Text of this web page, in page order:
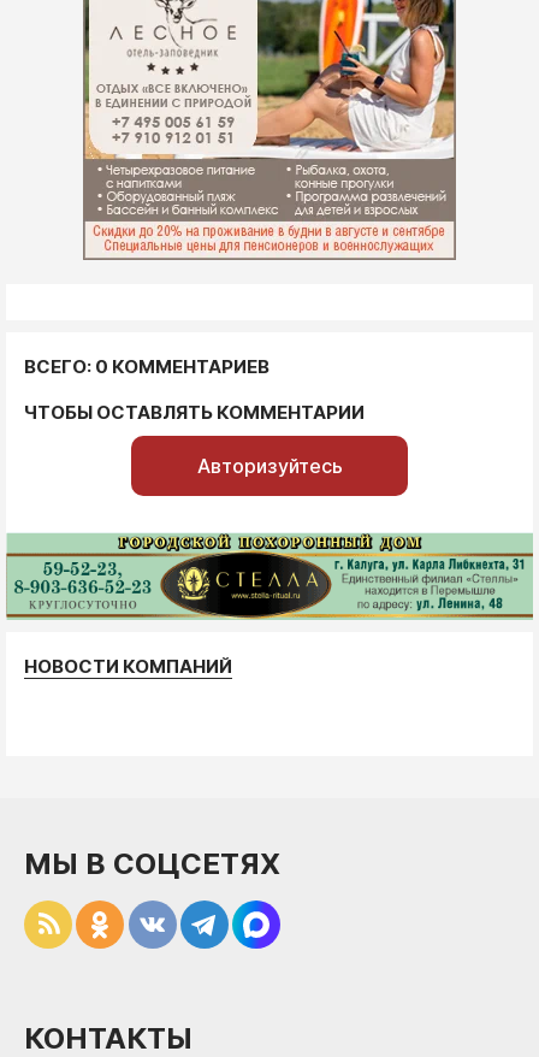
ВСЕГО: 0 КОММЕНТАРИЕВ
ЧТОБЫ ОСТАВЛЯТЬ КОММЕНТАРИИ
Авторизуйтесь
НОВОСТИ КОМПАНИЙ
МЫ В СОЦСЕТЯХ
КОНТАКТЫ